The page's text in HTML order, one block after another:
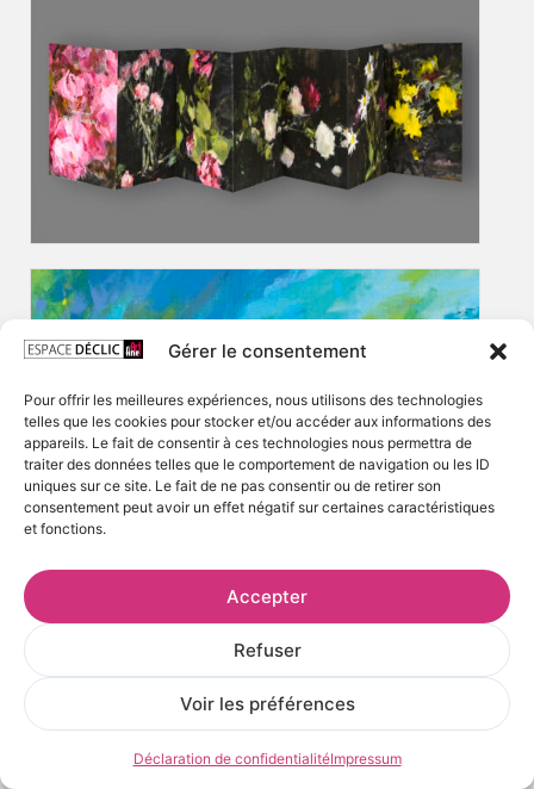
Gérer le consentement
Pour offrir les meilleures expériences, nous utilisons des technologies
telles que les cookies pour stocker et/ou accéder aux informations des
appareils. Le fait de consentir à ces technologies nous permettra de
traiter des données telles que le comportement de navigation ou les ID
uniques sur ce site. Le fait de ne pas consentir ou de retirer son
consentement peut avoir un effet négatif sur certaines caractéristiques
et fonctions.
Accepter
Refuser
Voir les préférences
Déclaration de confidentialitéImpressum